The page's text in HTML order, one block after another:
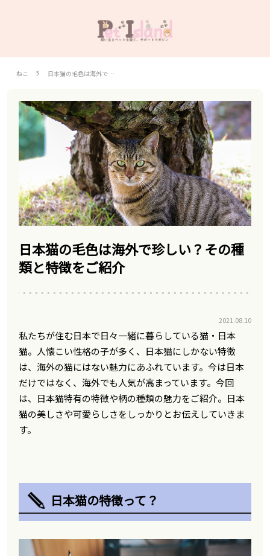
ねこ 日本猫の毛色は海外で…
日本猫の毛色は海外で珍しい？その種
類と特徴をご紹介
2021.08.10
私たちが住む日本で日々一緒に暮らしている猫・日本
猫。人懐こい性格の子が多く、日本猫にしかない特徴
は、海外の猫にはない魅力にあふれています。今は日本
だけではなく、海外でも人気が高まっています。今回
は、日本猫特有の特徴や柄の種類の魅力をご紹介。日本
猫の美しさや可愛らしさをしっかりとお伝えしていきま
す。
日本猫の特徴って？